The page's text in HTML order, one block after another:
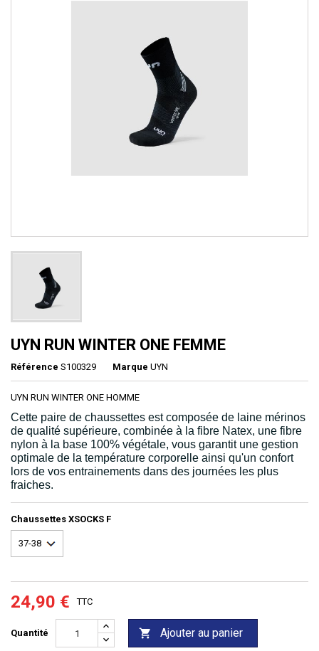
UYN RUN WINTER ONE FEMME
Référence S100329 Marque UYN
UYN RUN WINTER ONE HOMME
Cette paire de chaussettes est composée de laine mérinos
de qualité supérieure, combinée à la fibre Natex, une fibre
nylon à la base 100% végétale, vous garantit une gestion
optimale de la température corporelle ainsi qu'un confort
lors de vos entrainements dans des journées les plus
fraiches.
Chaussettes XSOCKS F
24,90 € TTC
Quantité  Ajouter au panier